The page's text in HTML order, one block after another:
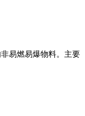
易燃易爆物料。主要